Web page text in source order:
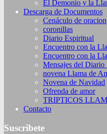
El Demonio y la
Descarga de Documentos
Cenáculo de oracion
coronillas
Diario Espiritual
Encuentro con la
Encuentro con la
Mensajes del Diario
novena Llama de
Novena de Navidad
Ofrenda de amor
TRIPTICOS
Contacto
Suscribete